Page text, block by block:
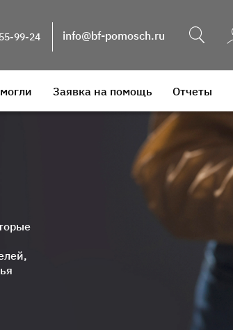
99-24 info@bf-pomosch.ru
Заявка на помощь Отчеты